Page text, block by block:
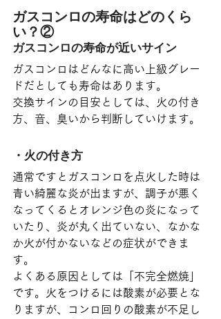
ガスコンロの寿命はどのくら
い？②
ガスコンロの寿命が近いサイン
ガスコンロはどんなに高い上級グレー
ドだとしても寿命はあります。
交換サインの目安としては、火の付き
方、音、臭いから判断していけます。
・火の付き方
通常ですとガスコンロを点火した時は
青い綺麗な炎が出ますが、調子が悪く
なってくるとオレンジ色の炎になって
いたり、炎が丸く出ていない、なかな
か火が付かないなどの症状ができま
す。
よくある原因としては「不完全燃焼」
です。火をつけるには酸素が必要とな
りますが、コンロ回りの酸素が不足し